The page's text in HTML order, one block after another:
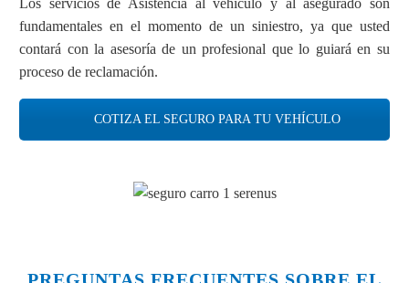
fundamentales en el momento de un siniestro, ya que usted
contará con la asesoría de un profesional que lo guiará en su
proceso de reclamación.
COTIZA EL SEGURO PARA TU VEHÍCULO